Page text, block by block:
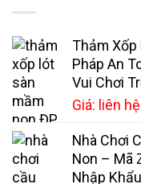
Thảm Xốp
Pháp An
Vui Chơi
Giá: liên hệ
Nhà Chơi
Non – Mã
Nhập